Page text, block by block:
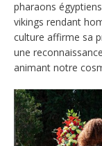
pharaons
vikings rendant
culture affirme sa
une
animant notre